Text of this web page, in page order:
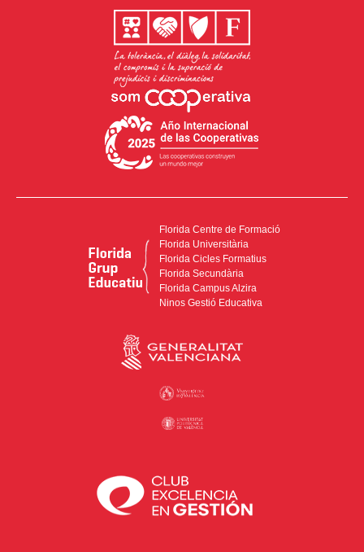
Florida Centre de Formació
Florida Universitària
Florida Cicles Formatius
Florida Secundària
Florida Campus Alzira
Ninos Gestió Educativa